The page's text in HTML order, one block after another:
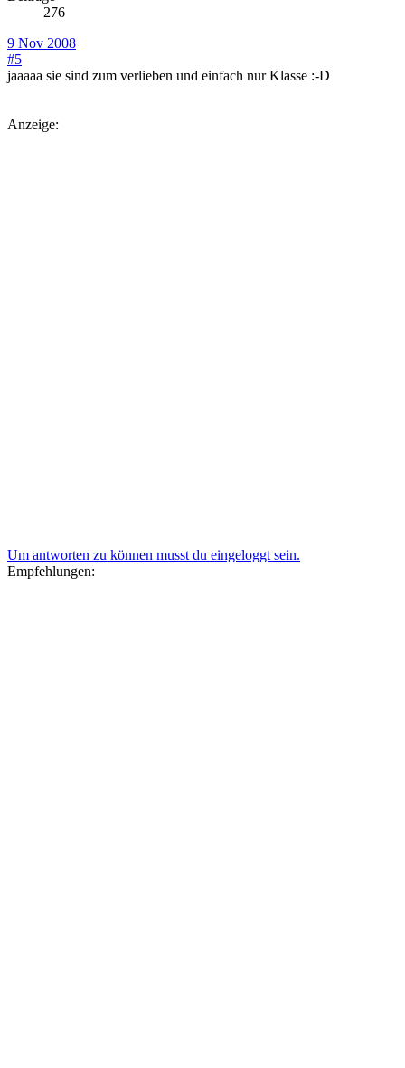
276
9 Nov 2008
#5
jaaaaa sie sind zum verlieben und einfach nur Klasse :-D
Anzeige:
Um antworten zu können musst du eingeloggt sein.
Empfehlungen: